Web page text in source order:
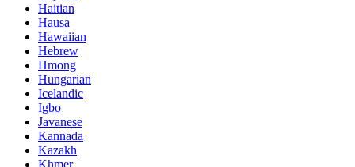
Haitian
Hausa
Hawaiian
Hebrew
Hmong
Hungarian
Icelandic
Igbo
Javanese
Kannada
Kazakh